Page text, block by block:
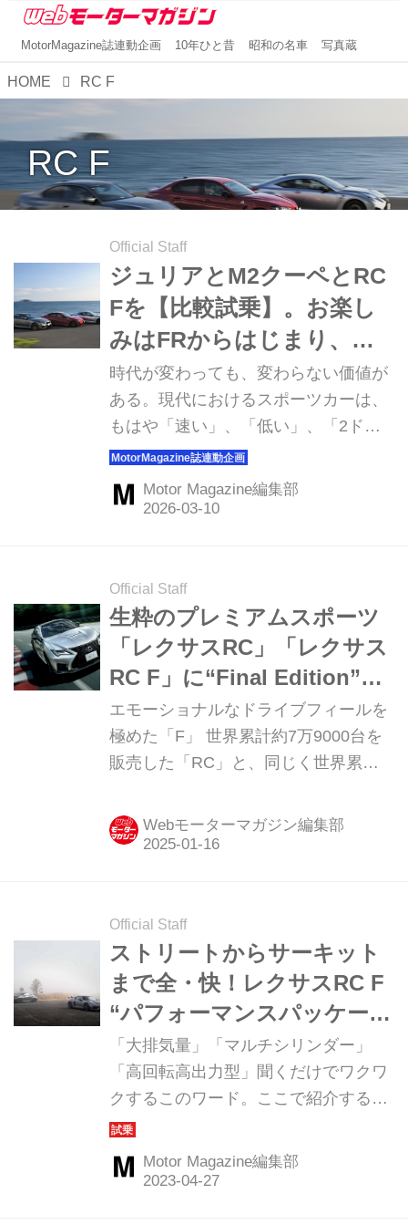
MotorMagazine誌連動企画 10年ひと昔 昭和の名車 写真蔵
HOME RC F
RC F
Official Staff
ジュリアとM2クーペとRC
Fを【比較試乗】。お楽し
みはFRからはじまり、高
揚感か官能性か精緻さかい
ずれかに至る
時代が変わっても、変わらない価値が
ある。現代におけるスポーツカーは、
もはや「速い」、「低い」、「2ド
ア」だけでは語れない。求められるの
は、走る歓びと日常性の両立、そして
時代との調和。大切なのは、スペック
質に向き合いたい。フロントに大パワ
ーのエンジンを搭載しリアを駆動す
る、そんなかつての主流だったスポー
ツモデルの姿が近年少しずつ変わって
きた気がする。そうしたなかでこの3
台は、もはや稀有な存在といえるだろ
う。それも日本・ドイツ・イタリアそ
れぞれの自動車文化や思想をダイレク
（MotorMagazi...
Motor Magazine編集部
Official Staff
生粋のプレミアムスポーツ
「レクサスRC」「レクサス
RC F」に“Final Edition”を
設定。限定パッケージで有
終の美を飾る
エモーショナルなドライブフィールを
極めた「F」 世界累計約7万9000台を
販売した「RC」と、同じく世界累計1
サス ブランドを代表するプレミアムス
ポーツクーペが、いよいよ2025年11月
Edition”だ。 RCは、この“Final
Edition”にパッケージを統一、
RC350（搭載エンジン：2GR-FKS型
3.5L V6／767万円／最高出力318ps／
最大トルク380Nm）／RC300h（2AR-
FSE型2.5L 直4ハイブリッド／711万／
178＋143ps／最大ト...
Webモーターマガジン編集部
Official Staff
ストリートからサーキット
まで全・快！レクサスRC F
“パフォーマンスパッケー
ジ”× ポルシェ718ケイマン
GT4 RSで味わう大排気量2
ドアスポーツの熟成【最新
スポーツモデル特集】
「大排気量」「マルチシリンダー」
「高回転高出力型」聞くだけでワクワ
クするこのワード。ここで紹介する２
台はそのすべてに当てはまる、いまや
数少ない絶滅危惧種の２ドアモデルで
ある。見た目がカッコ良いだけじゃな
Motor Magazine編集部